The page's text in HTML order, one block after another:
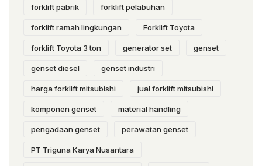
forklift pabrik forklift pelabuhan
forklift ramah lingkungan Forklift Toyota
forklift Toyota 3 ton generator set genset
genset diesel genset industri
harga forklift mitsubishi jual forklift mitsubishi
komponen genset material handling
pengadaan genset perawatan genset
PT Triguna Karya Nusantara